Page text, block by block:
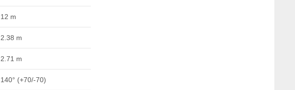
12 m
2.38 m
2.71 m
140° (+70/-70)